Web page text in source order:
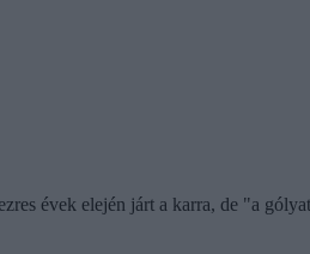
évek elején járt a karra, de "a